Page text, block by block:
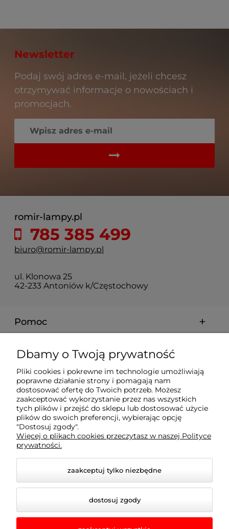
Newsletter
Podaj swój adres e-mail, jeżeli chcesz
otrzymywać informacje o nowościach i
promocjach.
romir-lampy.pl
785 385 499
biuro@romir-lampy.pl
ul. Klonowa 25
42-233 Antoniów k/Częstochowy
Pomoc
Moje konto
Płatności i dostawa
Informacje
O nas
Dbamy o Twoją prywatność
Pliki cookies i pokrewne im technologie umożliwiają
poprawne działanie strony i pomagają nam
dostosować ofertę do Twoich potrzeb. Możesz
zaakceptować wykorzystanie przez nas wszystkich
tych plików i przejść do sklepu lub dostosować użycie
plików do swoich preferencji, wybierając opcję
"Dostosuj zgody".
Więcej o plikach cookies przeczytasz w naszej Polityce
prywatności.
zaakceptuj tylko niezbędne
dostosuj zgody